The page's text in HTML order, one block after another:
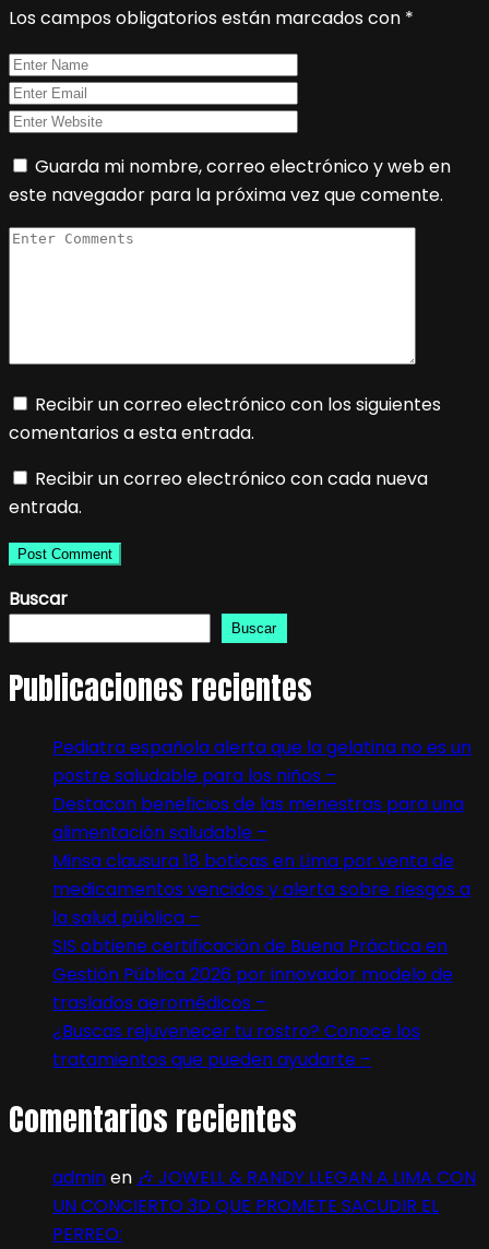
Los campos obligatorios están marcados con *
Guarda mi nombre, correo electrónico y web en
este navegador para la próxima vez que comente.
Recibir un correo electrónico con los siguientes
comentarios a esta entrada.
Recibir un correo electrónico con cada nueva
entrada.
Buscar
Buscar
Publicaciones recientes
Pediatra española alerta que la gelatina no es un
postre saludable para los niños –
Destacan beneficios de las menestras para una
alimentación saludable –
Minsa clausura 18 boticas en Lima por venta de
medicamentos vencidos y alerta sobre riesgos a
la salud pública –
SIS obtiene certificación de Buena Práctica en
Gestión Pública 2026 por innovador modelo de
traslados aeromédicos –
¿Buscas rejuvenecer tu rostro? Conoce los
tratamientos que pueden ayudarte –
Comentarios recientes
adminen 🎶 JOWELL & RANDY LLEGAN A LIMA CON
UN CONCIERTO 3D QUE PROMETE SACUDIR EL
PERREO: